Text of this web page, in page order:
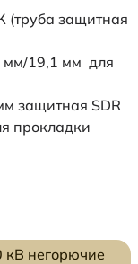
(труба защитная
мм/19,1 мм для
защитная SDR
прокладки
негорючие